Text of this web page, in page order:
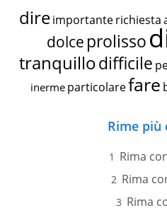
dire importante richiesta
dolce prolisso
tranquillodifficile
inerme particolarefare
Rime più
Rima
Rima
Rima